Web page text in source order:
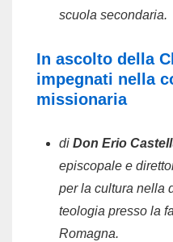
scuola secondaria.
In ascolto della
impegnati nella
missionaria
di Don Erio
episcopale e
per la cultura nella
teologia presso la
Romagna.